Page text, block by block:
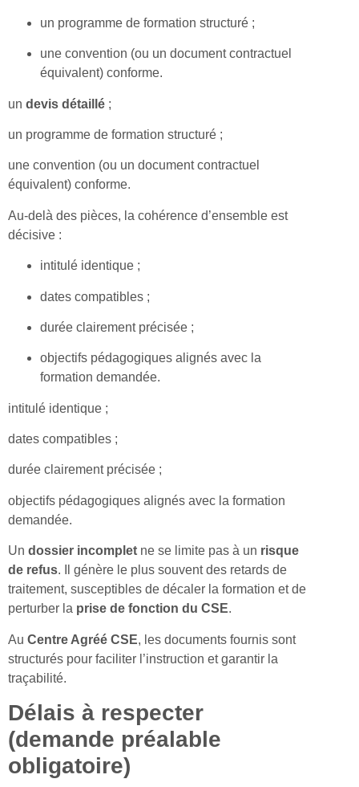
un programme de formation structuré ;
une convention (ou un document contractuel
équivalent) conforme.
un devis détaillé ;
un programme de formation structuré ;
une convention (ou un document contractuel
équivalent) conforme.
Au-delà des pièces, la cohérence d’ensemble est
décisive :
intitulé identique ;
dates compatibles ;
durée clairement précisée ;
objectifs pédagogiques alignés avec la
formation demandée.
intitulé identique ;
dates compatibles ;
durée clairement précisée ;
objectifs pédagogiques alignés avec la formation
demandée.
Un dossier incomplet ne se limite pas à un risque
de refus. Il génère le plus souvent des retards de
traitement, susceptibles de décaler la formation et de
perturber la prise de fonction du CSE.
Au Centre Agréé CSE, les documents fournis sont
structurés pour faciliter l’instruction et garantir la
traçabilité.
Délais à respecter
(demande préalable
obligatoire)